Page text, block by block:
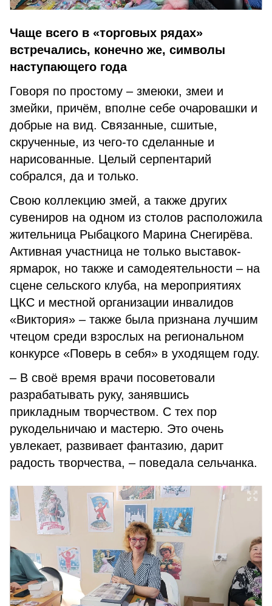
Чаще всего в «торговых рядах»
встречались, конечно же, символы
наступающего года
Говоря по простому – змеюки, змеи и
змейки, причём, вполне себе очаровашки и
добрые на вид. Связанные, сшитые,
скрученные, из чего-то сделанные и
нарисованные. Целый серпентарий
собрался, да и только.
Свою коллекцию змей, а также других
сувениров на одном из столов расположила
жительница Рыбацкого Марина Снегирёва.
Активная участница не только выставок-
ярмарок, но также и самодеятельности – на
сцене сельского клуба, на мероприятиях
ЦКС и местной организации инвалидов
«Виктория» – также была признана лучшим
чтецом среди взрослых на региональном
конкурсе «Поверь в себя» в уходящем году.
– В своё время врачи посоветовали
разрабатывать руку, занявшись
прикладным творчеством. С тех пор
рукодельничаю и мастерю. Это очень
увлекает, развивает фантазию, дарит
радость творчества, – поведала сельчанка.